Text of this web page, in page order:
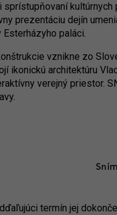
kultúrnych
prezentáciu dejín
paláci.
vznikne zo
ikonickú architektúru
verejný priestor.
termín jej